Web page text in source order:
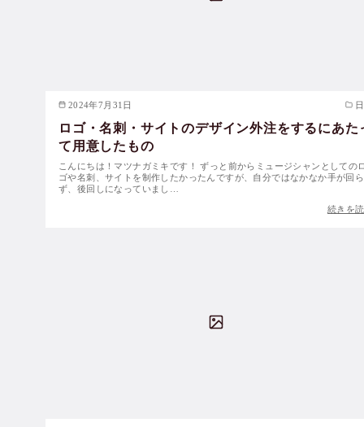
2024年7月31日
ロゴ・名刺・サイトのデザイン外注をするにあた
て用意したもの
こんにちは！マツナガミキです！ ずっと前からミュージシャンとしてのロ
ゴや名刺、サイトを制作したかったんですが、自分ではなかなか手が回ら
ず、後回しになっていまし…
続きを